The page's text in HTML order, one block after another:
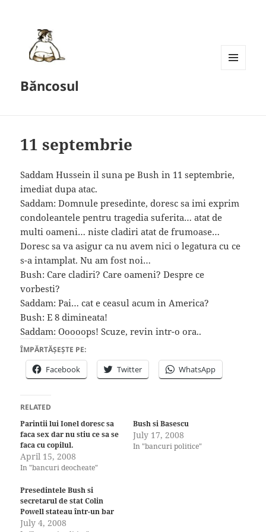
Băncosul
11 septembrie
Saddam Hussein il suna pe Bush in 11 septembrie,
imediat dupa atac.
Saddam: Domnule presedinte, doresc sa imi exprim
condoleantele pentru tragedia suferita… atat de
multi oameni… niste cladiri atat de frumoase…
Doresc sa va asigur ca nu avem nici o legatura cu ce
s-a intamplat. Nu am fost noi…
Bush: Care cladiri? Care oameni? Despre ce
vorbesti?
Saddam: Pai… cat e ceasul acum in America?
Bush: E 8 dimineata!
Saddam: Ooooops! Scuze, revin intr-o ora..
ÎMPĂRTĂȘEȘTE PE:
Facebook Twitter WhatsApp
RELATED
Parintii lui Ionel doresc sa
faca sex dar nu stiu ce sa se
faca cu copilul.
April 15, 2008
In "bancuri deocheate"
Bush si Basescu
July 17, 2008
In "bancuri politice"
Presedintele Bush si
secretarul de stat Colin
Powell stateau într-un bar
July 4, 2008